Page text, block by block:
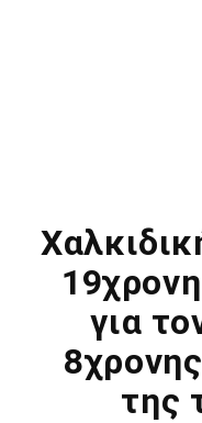
για
της